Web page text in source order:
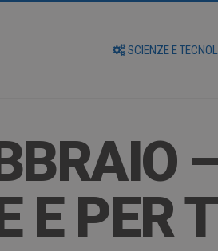
SCIENZE E
E PER